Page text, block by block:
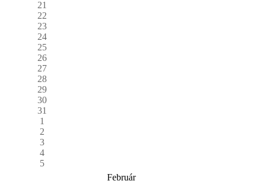
21
22
23
24
25
26
27
28
29
30
31
1
2
3
4
5
Február